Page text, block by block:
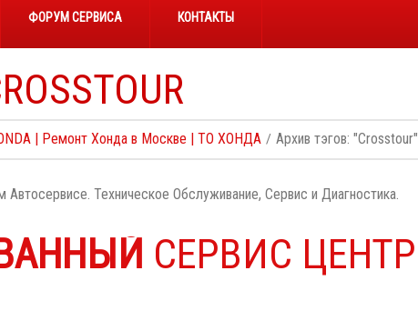
ФОРУМ СЕРВИСА КОНТАКТЫ
| Ремонт Хонда в Москве | ТО ХОНДА Архив тэгов: "Crosstour"
Автосервисе. Техническое Обслуживание, Сервис и Диагностика.
СЕРВИС ЦЕНТР